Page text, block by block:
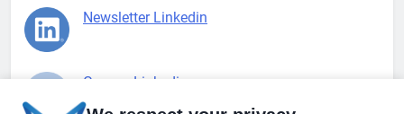
Newsletter Linkedin
Gruppo Linkedin